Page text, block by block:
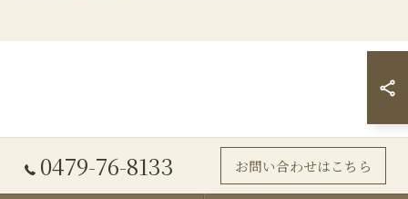
0479-76-8133 お問い合わせはこちら